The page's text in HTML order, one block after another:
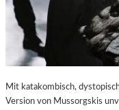
Mit katakombisch,
Version von Mussorgskis